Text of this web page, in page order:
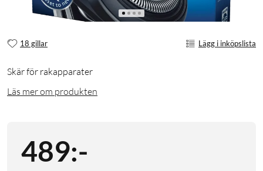
18 gillar Lägg i inköpslista
Skär för rakapparater
Läs mer om produkten
489:-